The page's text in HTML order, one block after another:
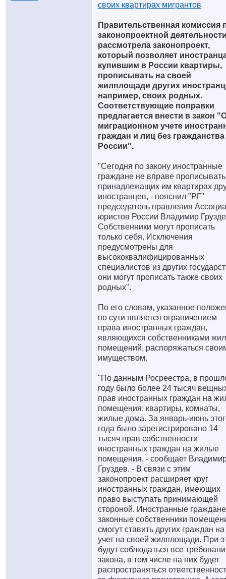
своих квартирах мигрантов
Правительственная комиссия
законопроектной
рассмотрела законопроект,
который позволяет
купившим в России квартиры,
прописывать на своей
жилплощади других
например, своих родных.
Соответствующие поправки
предлагается внести в закон
миграционном учете
граждан и лиц без гражданства
России".
"Сегодня по закону иностранные
граждане не вправе
принадлежащих им квартирах
иностранцев, - пояснил "РГ"
председатель правления
юристов России Владимир
Собственники могут прописать
только себя. Исключения
предусмотрены для
высококвалифицированных
специалистов из других
они могут прописать также своих
родных".
По его словам, указанное
по сути является ограничением
права иностранных граждан,
являющихся собственниками
помещений, распоряжаться
имуществом.
"По данным Росреестра, в
году было более 24 тысяч
прав иностранных граждан на
помещения: квартиры, комнаты,
жилые дома. За январь-июнь
года было зарегистрировано 14
тысяч прав собственности
иностранных граждан на жилые
помещения, - сообщает
Груздев. - В связи с этим
законопроект расширяет круг
иностранных граждан, имеющих
право выступать принимающей
стороной. Иностранные
законные собственники
смогут ставить других граждан на
учет на своей жилплощади. При
будут соблюдаться все
закона, в том числе на них будет
распространяться